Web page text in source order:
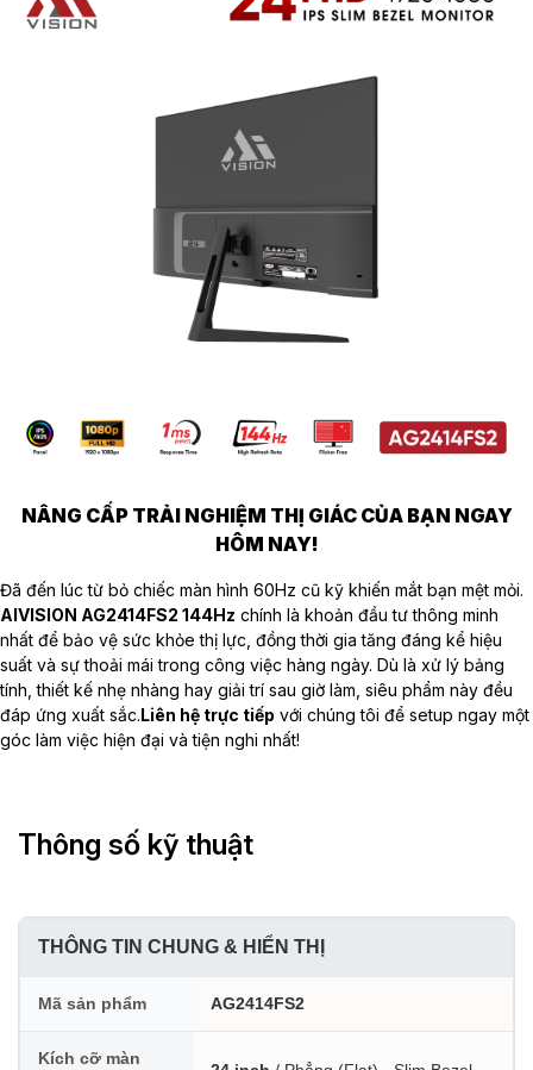
NÂNG CẤP TRẢI NGHIỆM THỊ GIÁC CỦA BẠN NGAY
HÔM NAY!
Đã đến lúc từ bỏ chiếc màn hình 60Hz cũ kỹ khiến mắt bạn mệt mỏi.
AIVISION AG2414FS2 144Hz chính là khoản đầu tư thông minh
nhất để bảo vệ sức khỏe thị lực, đồng thời gia tăng đáng kể hiệu
suất và sự thoải mái trong công việc hàng ngày. Dù là xử lý bảng
tính, thiết kế nhẹ nhàng hay giải trí sau giờ làm, siêu phẩm này đều
đáp ứng xuất sắc.Liên hệ trực tiếp với chúng tôi để setup ngay một
góc làm việc hiện đại và tiện nghi nhất!
Thông số kỹ thuật
THÔNG TIN CHUNG & HIỂN THỊ
Mã sản phẩm AG2414FS2
Kích cỡ màn